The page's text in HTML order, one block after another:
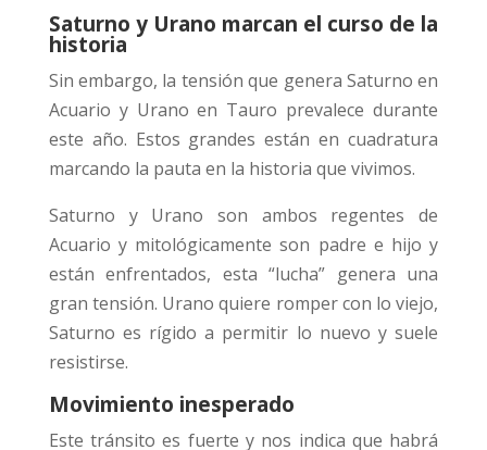
Saturno y Urano marcan el curso de la
historia
Sin embargo, la tensión que genera Saturno en
Acuario y Urano en Tauro prevalece durante
este año. Estos grandes están en cuadratura
marcando la pauta en la historia que vivimos.
Saturno y Urano son ambos regentes de
Acuario y mitológicamente son padre e hijo y
están enfrentados, esta “lucha” genera una
gran tensión. Urano quiere romper con lo viejo,
Saturno es rígido a permitir lo nuevo y suele
resistirse.
Movimiento inesperado
Este tránsito es fuerte y nos indica que habrá